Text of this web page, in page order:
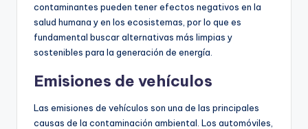
contaminantes pueden tener efectos negativos en la
salud humana y en los ecosistemas, por lo que es
fundamental buscar alternativas más limpias y
sostenibles para la generación de energía.
Emisiones de vehículos
Las emisiones de vehículos son una de las principales
causas de la contaminación ambiental. Los automóviles,